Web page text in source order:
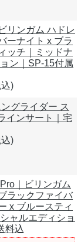
リンガム ハドレ
ーナイト x ブラ
ッチ｜ミッドナ
ン｜SP-15付属
)
グライダー ス
インサート｜宅
)
｜ビリンガム
ラックファイバ
x ブルースティ
ャルエディショ
料込